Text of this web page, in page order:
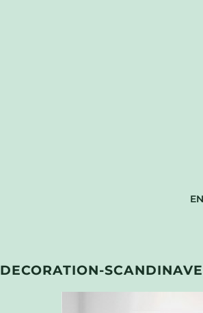
DECORATION-